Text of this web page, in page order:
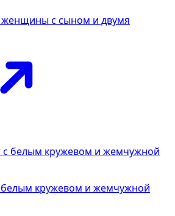
с сыном и двумя
кружевом и жемчужной